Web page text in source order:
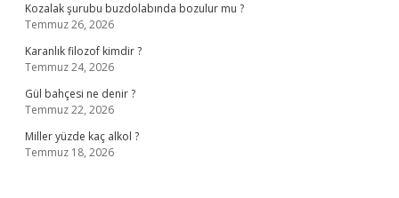
Kozalak şurubu buzdolabında bozulur mu ?
Temmuz 26, 2026
Karanlık filozof kimdir ?
Temmuz 24, 2026
Gül bahçesi ne denir ?
Temmuz 22, 2026
Miller yüzde kaç alkol ?
Temmuz 18, 2026